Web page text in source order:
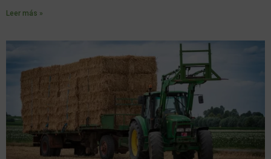
Leer más »